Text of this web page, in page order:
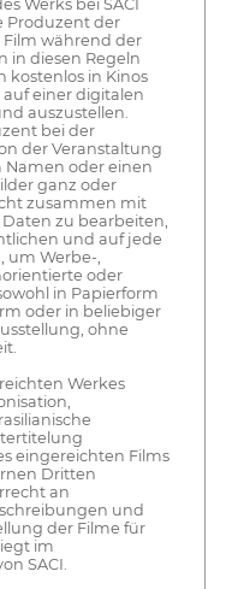
Werks bei SACI
Produzent der
Film während der
in diesen Regeln
in Kinos
einer digitalen
auszustellen.
bei der
der Veranstaltung
oder einen
ganz oder
zusammen mit
zu bearbeiten,
und auf jede
um Werbe-,
oder
in Papierform
oder in beliebiger
ohne
Werkes
eingereichten Films
Dritten
an
und
der Filme für
im
SACI.